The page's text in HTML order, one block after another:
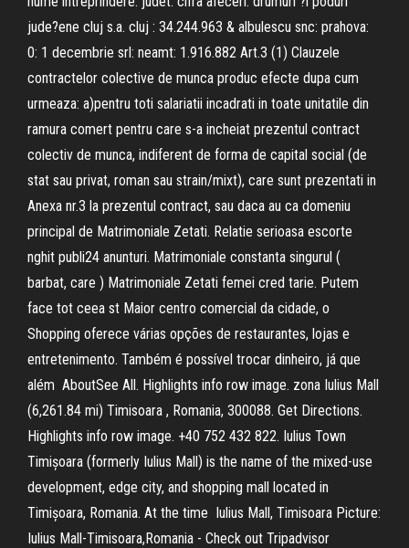
jude?ene cluj s.a. cluj : 34.244.963 & albulescu snc: prahova:
0: 1 decembrie srl: neamt: 1.916.882 Art.3 (1) Clauzele
contractelor colective de munca produc efecte dupa cum
urmeaza: a)pentru toti salariatii incadrati in toate unitatile din
ramura comert pentru care s-a incheiat prezentul contract
colectiv de munca, indiferent de forma de capital social (de
stat sau privat, roman sau strain/mixt), care sunt prezentati in
Anexa nr.3 la prezentul contract, sau daca au ca domeniu
principal de Matrimoniale Zetati. Relatie serioasa escorte
nghit publi24 anunturi. Matrimoniale constanta singurul (
barbat, care ) Matrimoniale Zetati femei cred tarie. Putem
face tot ceea st Maior centro comercial da cidade, o
Shopping oferece várias opções de restaurantes, lojas e
entretenimento. Também é possível trocar dinheiro, já que
além AboutSee All. Highlights info row image. zona Iulius Mall
(6,261.84 mi) Timisoara , Romania, 300088. Get Directions.
Highlights info row image. +40 752 432 822. Iulius Town
Timișoara (formerly Iulius Mall) is the name of the mixed-use
development, edge city, and shopping mall located in
Timișoara, Romania. At the time Iulius Mall, Timisoara Picture:
Iulius Mall-Timisoara,Romania - Check out Tripadvisor